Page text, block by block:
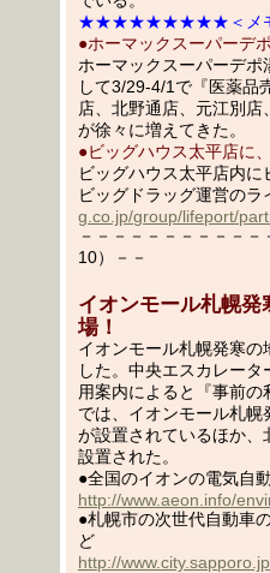
★★★★★★★★★＜メモ
●ホーマックスーパーデ
ホーマックスーパーデ
して3/29-4/1で『医薬品
店、北野通店、元江別
が徐々に増えてきた。
●ビッグハウス太平店に
ビッグハウス太平店内
ビッグドラッグ運営の
g.co.jp/group/lifeport/
－－－－－－－－－－
10）－－
イオンモール札幌
場！
イオンモール札幌発寒
した。中央エスカレー
用案内によると『事前
では、イオンモール札
が設置されているほか
設置された。
●全国のイオンの電気自
http://www.aeon.info/
●札幌市の次世代自動車
ど
http://